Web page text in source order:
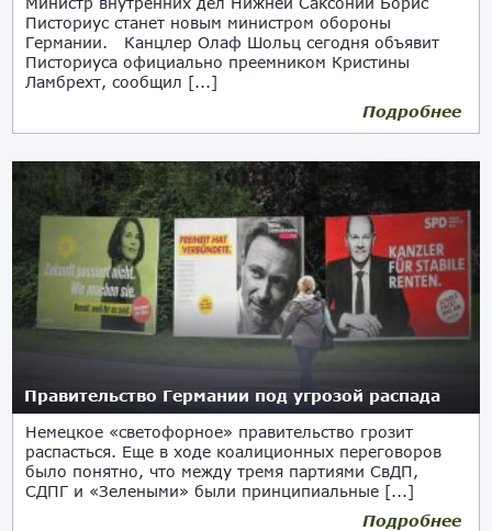
Писториус станет новым министром обороны
Германии. Канцлер Олаф Шольц сегодня объявит
Писториуса официально преемником Кристины
Ламбрехт, сообщил [...]
Подробнее
Правительство Германии под угрозой распада
Немецкое «светофорное» правительство грозит
распасться. Еще в ходе коалиционных переговоров
было понятно, что между тремя партиями СвДП,
СДПГ и «Зелеными» были принципиальные [...]
Подробнее